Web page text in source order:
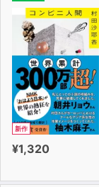
新作
¥1,320